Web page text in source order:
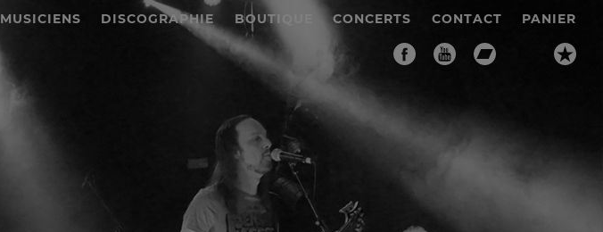
MUSICIENS DISCOGRAPHIE BOUTIQUE CONCERTS CONTACT PANIER